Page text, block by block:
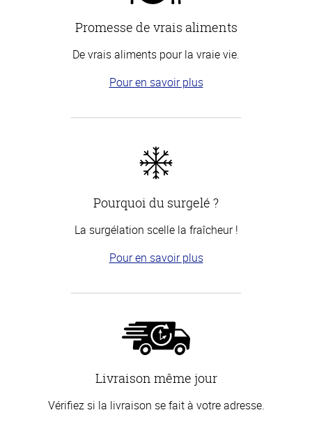
Promesse de vrais aliments
De vrais aliments pour la vraie vie.
Pour en savoir plus
Pourquoi du surgelé ?
La surgélation scelle la fraîcheur !
Pour en savoir plus
Livraison même jour
Vérifiez si la livraison se fait à votre adresse.